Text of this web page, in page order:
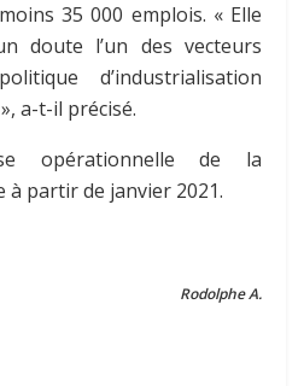
35 000 emplois. « Elle
doute l’un des vecteurs
d’industrialisation
a-t-il précisé.
opérationnelle de la
partir de janvier 2021.
Rodolphe A.